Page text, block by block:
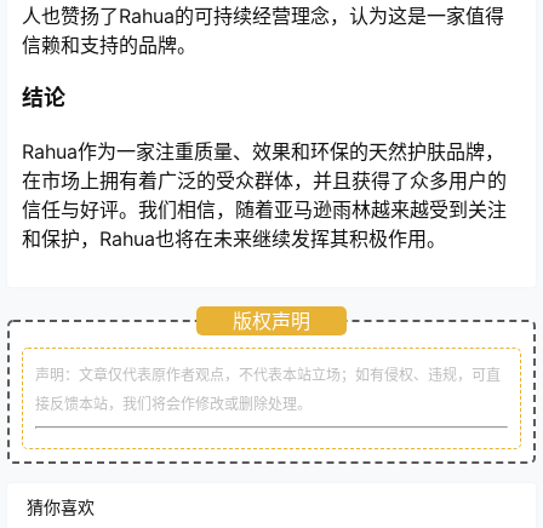
人也赞扬了Rahua的可持续经营理念，认为这是一家值得
信赖和支持的品牌。
结论
Rahua作为一家注重质量、效果和环保的天然护肤品牌，
在市场上拥有着广泛的受众群体，并且获得了众多用户的
信任与好评。我们相信，随着亚马逊雨林越来越受到关注
和保护，Rahua也将在未来继续发挥其积极作用。
版权声明
声明：文章仅代表原作者观点，不代表本站立场；如有侵权、违规，可直
接反馈本站，我们将会作修改或删除处理。
猜你喜欢